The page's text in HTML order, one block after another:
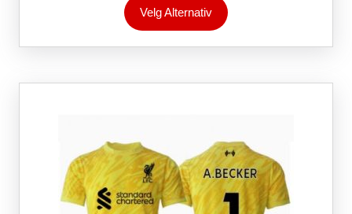
Velg Alternativ
produktet
flere
Alternativene
produktsiden